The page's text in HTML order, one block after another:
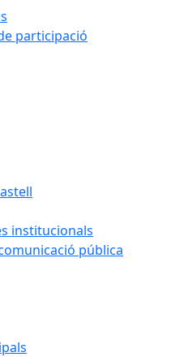
participació
institucionals
pública